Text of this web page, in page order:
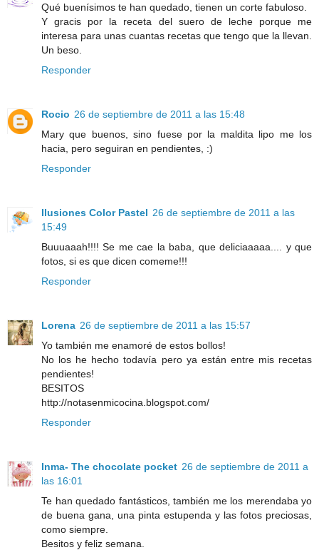
Qué buenísimos te han quedado, tienen un corte fabuloso.
Y gracis por la receta del suero de leche porque me
interesa para unas cuantas recetas que tengo que la llevan.
Un beso.
Responder
Rocio 26 de septiembre de 2011 a las 15:48
Mary que buenos, sino fuese por la maldita lipo me los
hacia, pero seguiran en pendientes, :)
Responder
Ilusiones Color Pastel 26 de septiembre de 2011 a las
15:49
Buuuaaah!!!! Se me cae la baba, que deliciaaaaa.... y que
fotos, si es que dicen comeme!!!
Responder
Lorena 26 de septiembre de 2011 a las 15:57
Yo también me enamoré de estos bollos!
No los he hecho todavía pero ya están entre mis recetas
pendientes!
BESITOS
http://notasenmicocina.blogspot.com/
Responder
Inma- The chocolate pocket 26 de septiembre de 2011 a
las 16:01
Te han quedado fantásticos, también me los merendaba yo
de buena gana, una pinta estupenda y las fotos preciosas,
como siempre.
Besitos y feliz semana.